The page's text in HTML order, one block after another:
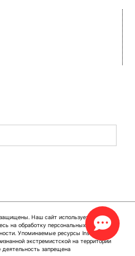
Наш сайт использует cookie,
на обработку персональных данных в
. Упоминаемые ресурсы Instagram и
экстремистской на территории
запрещена